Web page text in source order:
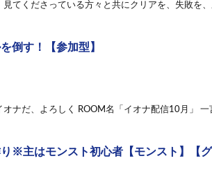
てくださっている方々と共にクリアを、失敗を
倒す！【参加型】
ナだ、よろしく ROOM名「イオナ配信10月」 一
※主はモンスト初心者【モンスト】【グ